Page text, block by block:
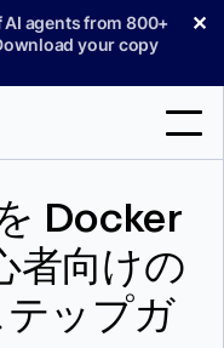
agents from 800+
your copy
✕
Docker
者向けの
ップガ